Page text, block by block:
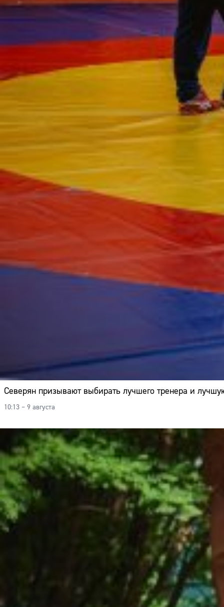
Северян призывают выбирать лучшего тренера и
10:13 – 9 августа